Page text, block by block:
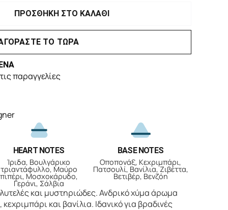
ΠΡΟΣΘΗΚΗ ΣΤΟ ΚΑΛΑΘΙ
ΤΟ ΤΩΡΑ
παραγγελίες
HEART NOTES
Ίριδα, Βουλγάρικο
τριαντάφυλλο, Μαύρο
πιπέρι, Μοσχοκάρυδο,
Γεράνι, Σάλβια
BASE NOTES
Οποπονάξ, Κεχριμπάρι,
Πατσουλί, Βανίλια, Ζιβέττα,
Βετιβέρ, Βενζόη
και μυστηριώδες. Ανδρικό χύμα άρωμα
και βανίλια. Ιδανικό για βραδινές